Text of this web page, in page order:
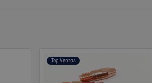
Top Ventas